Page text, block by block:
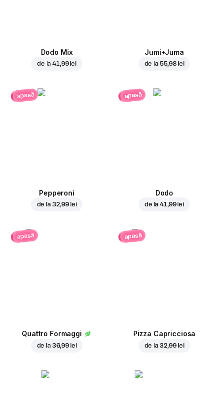
Dodo Mix
de la41,99 lei
Jumi+Juma
de la 55,98 lei
apasă
Pepperoni
de la 32,99 lei
apasă
Dodo
de la41,99 lei
apasă
Quattro Formaggi
de la 36,99 lei
apasă
Pizza Capricciosa
de la 32,99 lei